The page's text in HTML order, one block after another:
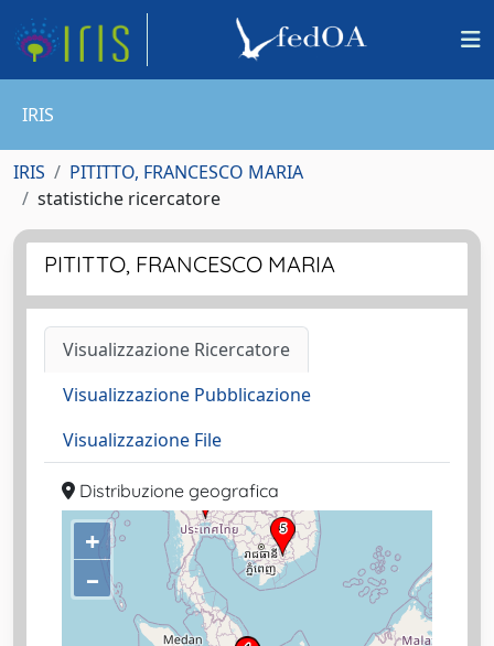
IRIS
IRIS
PITITTO, FRANCESCO MARIA
statistiche ricercatore
PITITTO, FRANCESCO MARIA
Visualizzazione Ricercatore
Visualizzazione Pubblicazione
Visualizzazione File
Distribuzione geografica
+
–